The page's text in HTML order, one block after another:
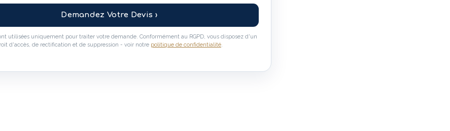
Demandez Votre Devis ›
utilisées uniquement pour traiter votre demande. Conformément au RGPD, vous disposez d'un
d'accès, de rectification et de suppression - voir notre politique de confidentialité.